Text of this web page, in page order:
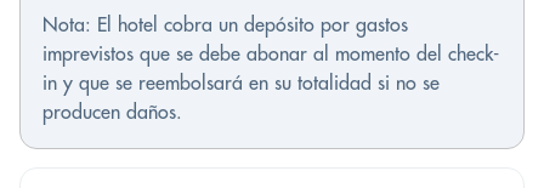
Nota: El hotel cobra un depósito por gastos
imprevistos que se debe abonar al momento del check-
in y que se reembolsará en su totalidad si no se
producen daños.